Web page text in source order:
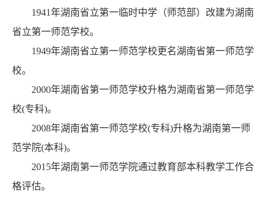
1941年湖南省立第一临时中学（师范部）改建为湖南
省立第一师范学校。
1949年湖南省立第一师范学校更名湖南省第一师范学
校。
2000年湖南省第一师范学校升格为湖南省第一师范学
校(专科)。
2008年湖南省第一师范学校(专科)升格为湖南第一师
范学院(本科)。
2015年湖南第一师范学院通过教育部本科教学工作合
格评估。